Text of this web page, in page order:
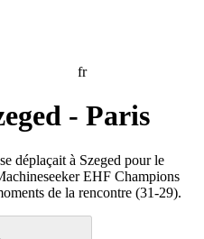
fr
- Paris
déplaçait à Szeged pour le
EHF Champions
de la rencontre (31-29).